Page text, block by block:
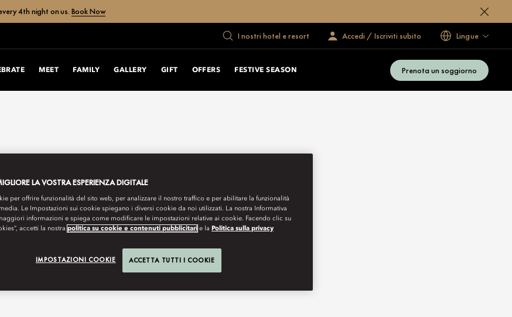
4th night on us. Book Now
I nostri hotel e resort Accedi / Iscriviti subito Lingue
MEET FAMILY GALLERY GIFT OFFERS FESTIVE SEASON Prenota un soggiorno
LA VOSTRA ESPERIENZA DIGITALE
per offrire funzionalità del sito web, per analizzare il nostro traffico e per abilitare la funzionalità
Le Impostazioni sui cookie spiegano i diversi cookie da noi utilizzati. La nostra Informativa
informazioni e spiega come modificare le impostazioni relative ai cookie. Facendo clic su
accetti la nostra politica su cookie e contenuti pubblicitari e la Politica sulla privacy
IMPOSTAZIONI COOKIE ACCETTA TUTTI I COOKIE